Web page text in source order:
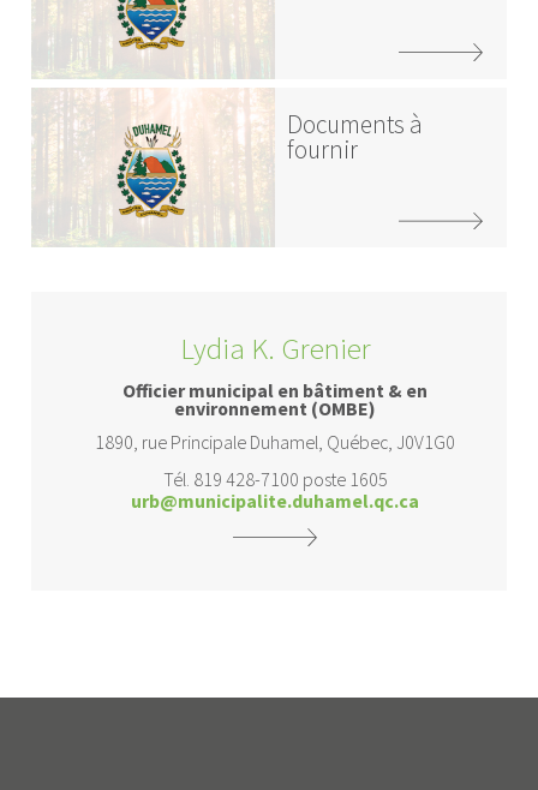
Documents à
fournir
Lydia K. Grenier
Officier municipal en bâtiment & en
environnement (OMBE)
1890, rue Principale Duhamel, Québec, J0V1G0
Tél. 819 428-7100 poste 1605
urb@municipalite.duhamel.qc.ca